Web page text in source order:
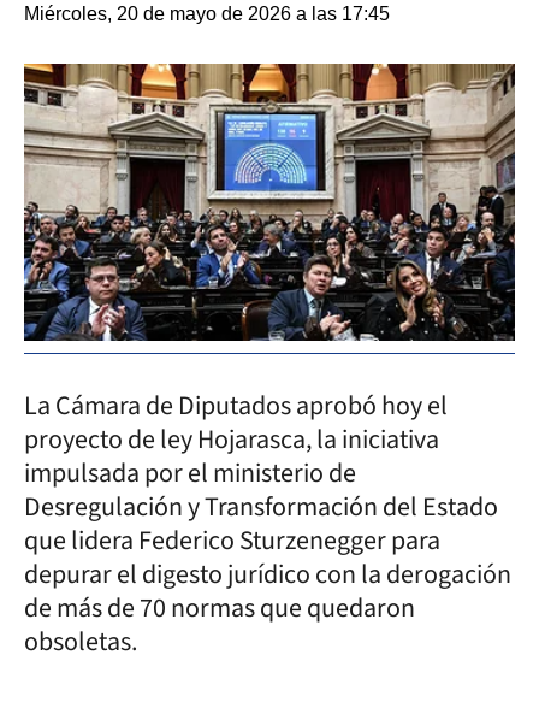
Miércoles, 20 de mayo de 2026 a las 17:45
La Cámara de Diputados aprobó hoy el
proyecto de ley Hojarasca, la iniciativa
impulsada por el ministerio de
Desregulación y Transformación del Estado
que lidera Federico Sturzenegger para
depurar el digesto jurídico con la derogación
de más de 70 normas que quedaron
obsoletas.